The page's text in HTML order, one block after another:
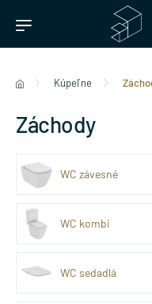
Kúpeľne
Záchody
WC závesné
WC kombi
WC sedadlá